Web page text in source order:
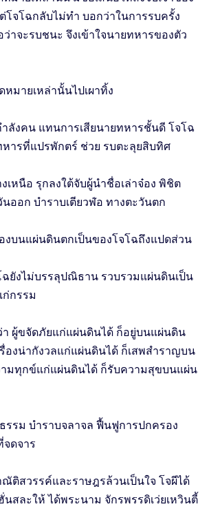
โจโฉกลับไม่ทำ บอกว่าในการรบครั้ง
ว่าจะรบชนะ จึงเข้าใจนายทหารของตัว
มายเหล่านั้นไปเผาทิ้ง
ลังคน แทนการเสียนายทหารชั้นดี โจโฉ
ารที่แปรพักตร์ ช่วย รบตะลุยสิบทิศ
หนือ รุกลงใต้จับผู้นำชื่อเล่าจ๋อง พิชิต
ออก บำราบเตียวฬ่อ ทางตะวันตก
บนแผ่นดินตกเป็นของโจโฉถึงแปดส่วน
ยังไม่บรรลุปณิธาน รวบรวมแผ่นดินเป็น
ก่กรรม
า ผู้ขจัดภัยแก่แผ่นดินได้ ก็อยู่บนแผ่นดิน
รื่องน่ากังวลแก่แผ่นดินได้ ก็เสพสำราญบน
มทุกข์แก่แผ่นดินได้ ก็รับความสุขบนแผ่น
รม บำราบจลาจล ฟื้นฟูการปกครอง
ดจาร
ติสวรรค์และราษฎรล้วนเป็นใจ โจผีได้
สละให้ ได้พระนาม จักรพรรดิเว่ยเหวินตี้